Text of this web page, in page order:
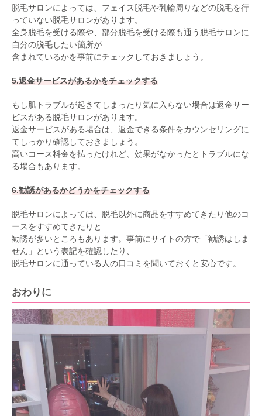
脱毛サロンによっては、フェイス脱毛や乳輪周りなどの脱毛を行
っていない脱毛サロンがあります。
全身脱毛を受ける際や、部分脱毛を受ける際も通う脱毛サロンに
自分の脱毛したい箇所が
含まれているかを事前にチェックしておきましょう。
5.返金サービスがあるかをチェックする
もし肌トラブルが起きてしまったり気に入らない場合は返金サー
ビスがある脱毛サロンがあります。
返金サービスがある場合は、返金できる条件をカウンセリングに
てしっかり確認しておきましょう。
高いコース料金を払ったけれど、効果がなかったとトラブルにな
る場合もあります。
6.勧誘があるかどうかをチェックする
脱毛サロンによっては、脱毛以外に商品をすすめてきたり他のコ
ースをすすめてきたりと
勧誘が多いところもあります。事前にサイトの方で「勧誘はしま
せん」という表記を確認したり、
脱毛サロンに通っている人の口コミを聞いておくと安心です。
おわりに